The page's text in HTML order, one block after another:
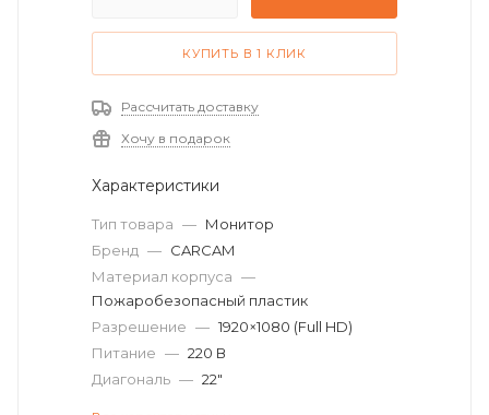
КУПИТЬ В 1 КЛИК
Рассчитать доставку
Хочу в подарок
Характеристики
Тип товара — Монитор
Бренд — CARCAM
Материал корпуса —
Пожаробезопасный пластик
Разрешение — 1920×1080 (Full HD)
Питание — 220 В
Диагональ — 22"